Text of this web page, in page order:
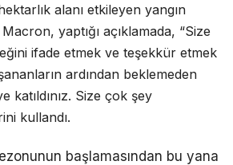
alanı etkileyen yangın
yaptığı açıklamada, “Size
ifade etmek ve teşekkür etmek
ardından beklemeden
katıldınız. Size çok şey
kullandı.
başlamasından bu yana